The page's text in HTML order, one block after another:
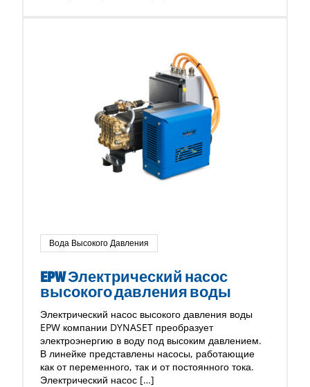
Вода Высокого Давления
EPW Электрический насос
высокого давления воды
Электрический насос высокого давления воды
EPW компании DYNASET преобразует
электроэнергию в воду под высоким давлением.
В линейке представлены насосы, работающие
как от переменного, так и от постоянного тока.
Электрический насос […]